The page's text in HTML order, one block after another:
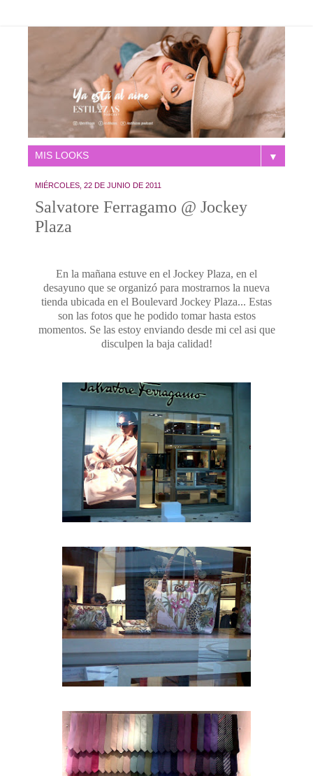
▼
MIÉRCOLES, 22 DE JUNIO DE 2011
Salvatore Ferragamo @ Jockey
Plaza
En la mañana estuve en el Jockey Plaza, en el
desayuno que se organizó para mostrarnos la nueva
tienda ubicada en el Boulevard Jockey Plaza... Estas
son las fotos que he podido tomar hasta estos
momentos. Se las estoy enviando desde mi cel asi que
disculpen la baja calidad!